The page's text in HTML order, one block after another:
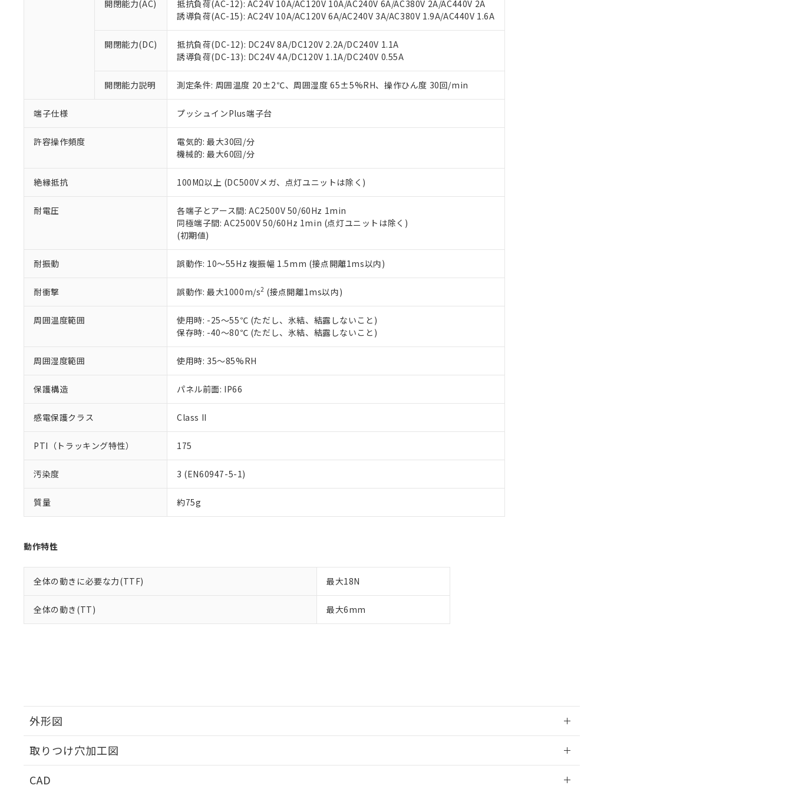
開閉能力(AC)
抵抗負荷(AC-12): AC24V 10A/AC120V 10A/AC240V 6A/AC380V 2A/AC440V 2A
誘導負荷(AC-15): AC24V 10A/AC120V 6A/AC240V 3A/AC380V 1.9A/AC440V 1.6A
開閉能力(DC)
抵抗負荷(DC-12): DC24V 8A/DC120V 2.2A/DC240V 1.1A
誘導負荷(DC-13): DC24V 4A/DC120V 1.1A/DC240V 0.55A
開閉能力説明 測定条件: 周囲温度 20±2℃、周囲湿度 65±5%RH、操作ひん度 30回/min
端子仕様 プッシュインPlus端子台
許容操作頻度
電気的: 最大30回/分
機械的: 最大60回/分
絶縁抵抗 100MΩ以上 (DC500Vメガ、点灯ユニットは除く)
耐電圧
各端子とアース間: AC2500V 50/60Hz 1min
同極端子間: AC2500V 50/60Hz 1min (点灯ユニットは除く)
(初期値)
耐振動 誤動作: 10～55Hz 複振幅 1.5mm (接点開離1ms以内)
耐衝撃 誤動作: 最大1000m/s2 (接点開離1ms以内)
周囲温度範囲
使用時: -25～55℃ (ただし、氷結、結露しないこと)
保存時: -40～80℃ (ただし、氷結、結露しないこと)
周囲湿度範囲 使用時: 35～85%RH
保護構造 パネル前面: IP66
感電保護クラス Class II
PTI（トラッキング特性） 175
汚染度 3 (EN60947-5-1)
質量 約75g
動作特性
全体の動きに必要な力(TTF) 最大18N
全体の動き(TT) 最大6mm
外形図
取りつけ穴加工図
CAD
オムロン制御機器販売店や当社販売拠点は「販売ネットワーク
」をご確認ください。
在庫状況および標準価格結果を当社の事前の承諾なく第三者に漏洩または開示しないようお願いしま
マイパーツ機能（部品リスト作成サービス）をご利用いただくには、I-Webメンバーズにご登録され
ている必要があります。
お客様が当ウェブサイト上で当社にご登録された部品リストについて、当社および当社の共同利用者
が、当社の製品・サービスに関するお客様との取引・商談に必要な範囲で利用することをご了承くだ
さい。
※当社の共同利用者とは、
部品在庫の切り替え状況などにより、予定月が前後することがあります。
※3 非含有証明書ダウンロード
下記の非含有証明書をダウンロードすることができます。
51物質の非含有証明書（当社基準）
※本証明書は発行日時点で非含有を証明するもので、過去に遡って非含有を証明するものではありません。
また、RoHS指令のフタル酸エステル類４物質の対応では、対応完了までの期間は出荷製品に未対応品が
既に当社にて対応品への在庫切替を完了していることから、特段のことがない限り、2022年1月12日よ
り割愛しております。
※2 環境保護使用期限
「ｅ」：有害物質（10物質）のすべてが基準値以下であることを示します。
「10」：通常の使用状況下において有害物質が外部に漏えいし、環境に深刻な影響を及ぼさない年数を意
味します。
また当社は、販売先および販売に係わる関係者が違法に輸出するおそれがある場合は、取り引きをい
たしません。
合意する キャンセル
－
在庫なし(最新の在庫状況については、お客様のお取引先、またはお客様担当のオムロン制御
機器販売店・当社販売員にご確認ください)
空
白
受注生産機種、また在庫状況の情報を公開していない機種